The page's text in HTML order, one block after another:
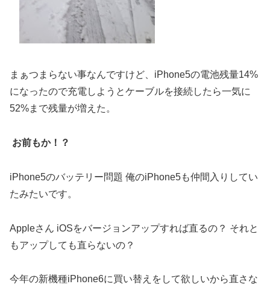
まぁつまらない事なんですけど、iPhone5の電池残量14%
になったので充電しようとケーブルを接続したら一気に
52%まで残量が増えた。
お前もか！？
iPhone5のバッテリー問題 俺のiPhone5も仲間入りしてい
たみたいです。
Appleさん iOSをバージョンアップすれば直るの？ それと
もアップしても直らないの？
今年の新機種iPhone6に買い替えをして欲しいから直さな